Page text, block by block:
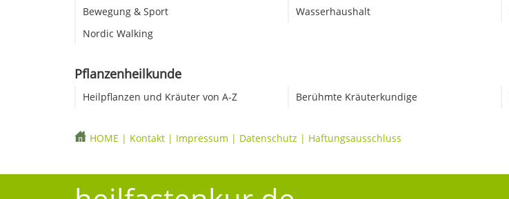
Bewegung & Sport
Nordic Walking
Wasserhaushalt
Pflanzenheilkunde
Heilpflanzen und Kräuter von A-Z Berühmte Kräuterkundige
HOME | Kontakt| Impressum | Datenschutz | Haftungsausschluss